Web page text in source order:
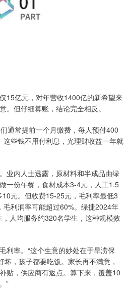
亿元，对年营收1400亿的新希望来
。但仔细算账，结论完全相反。
常提前一个月缴费，每人预付400
些钱不用付利息，光理财收益一年就
内人士透露，原材料和半成品由绿
一份午餐，食材成本3-4元，人工1.5
元。但收费15-25元，毛利率最低3
利润率可能超过60%。绿捷2024年
人均服务约320名学生，这种规模效
率。“这个生意的妙处在于旱涝保
坏，孩子都要吃饭。家长再不满意，
贴，供应商有返点。算下来，覆盖10
”